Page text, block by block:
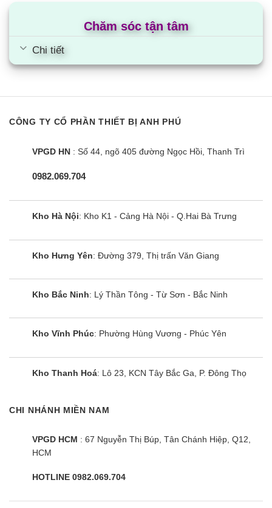
Chăm sóc tận tâm
Chi tiết
CÔNG TY CỔ PHẦN THIẾT BỊ ANH PHÚ
VPGD HN : Số 44, ngõ 405 đường Ngọc Hồi, Thanh Trì
0982.069.704
Kho Hà Nội: Kho K1 - Cảng Hà Nội - Q.Hai Bà Trưng
Kho Hưng Yên: Đường 379, Thị trấn Văn Giang
Kho Bắc Ninh: Lý Thần Tông - Từ Sơn - Bắc Ninh
Kho Vĩnh Phúc: Phường Hùng Vương - Phúc Yên
Kho Thanh Hoá: Lô 23, KCN Tây Bắc Ga, P. Đông Thọ
CHI NHÁNH MIỀN NAM
VPGD HCM : 67 Nguyễn Thị Búp, Tân Chánh Hiệp, Q12,
HCM
HOTLINE 0982.069.704